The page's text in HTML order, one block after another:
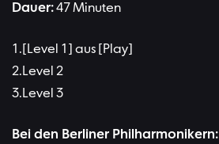
Dauer:47 Minuten
[Level 1] aus [Play]
Level 2
Level 3
Bei den Berliner Philharmonikern: